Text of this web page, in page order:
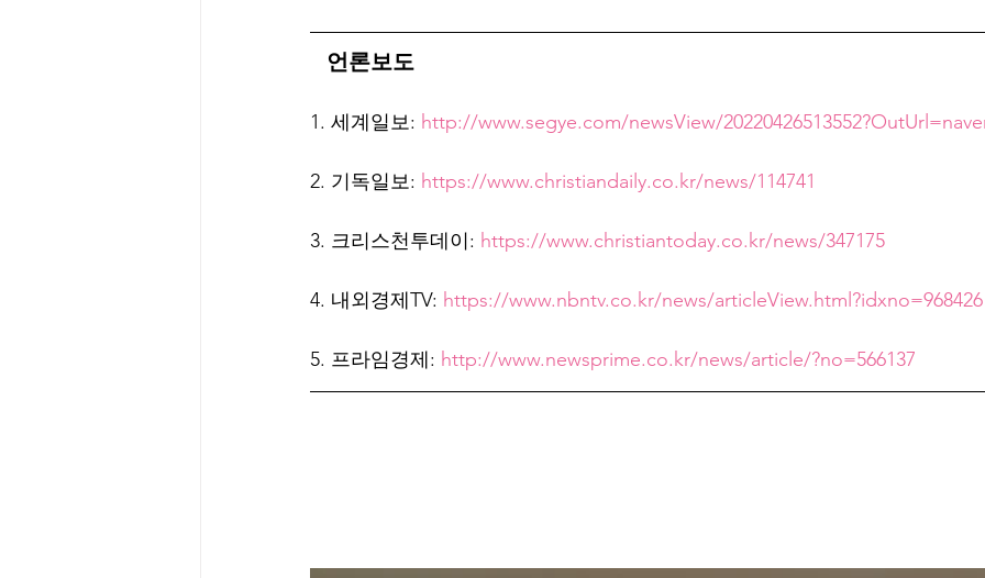
   언론보도
1. 세계일보: http://www.segye.com/newsView/
2. 기독일보: https://www.christiandaily.co.kr/news/114741
3. 크리스천투데이: https://www.christiantoday.co.kr/news/347175
4. 내외경제TV: https://www.nbntv.co.kr/news/articleView.html?idxno=968426
5. 프라임경제: http://www.newsprime.co.kr/news/article/?no=566137